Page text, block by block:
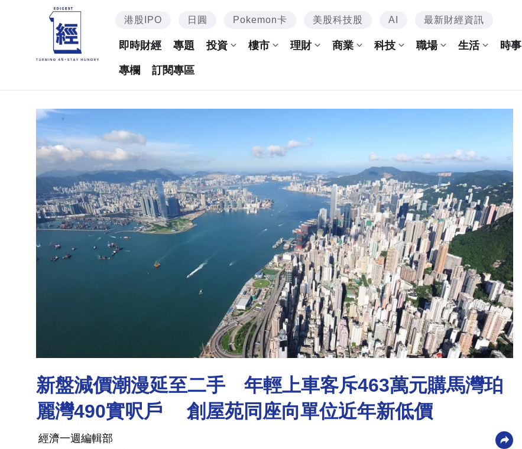
港股IPO 日圓 Pokemon卡 美股科技股 AI 最新財經資訊
即時財經 專題 投資 樓市 理財 商業 科技 職場 生活 時事
專欄 訂閱專區
新盤減價潮漫延至二手 年輕上車客斥463萬元購馬灣珀
麗灣490實呎戶 創屋苑同座向單位近年新低價
經濟一週編輯部